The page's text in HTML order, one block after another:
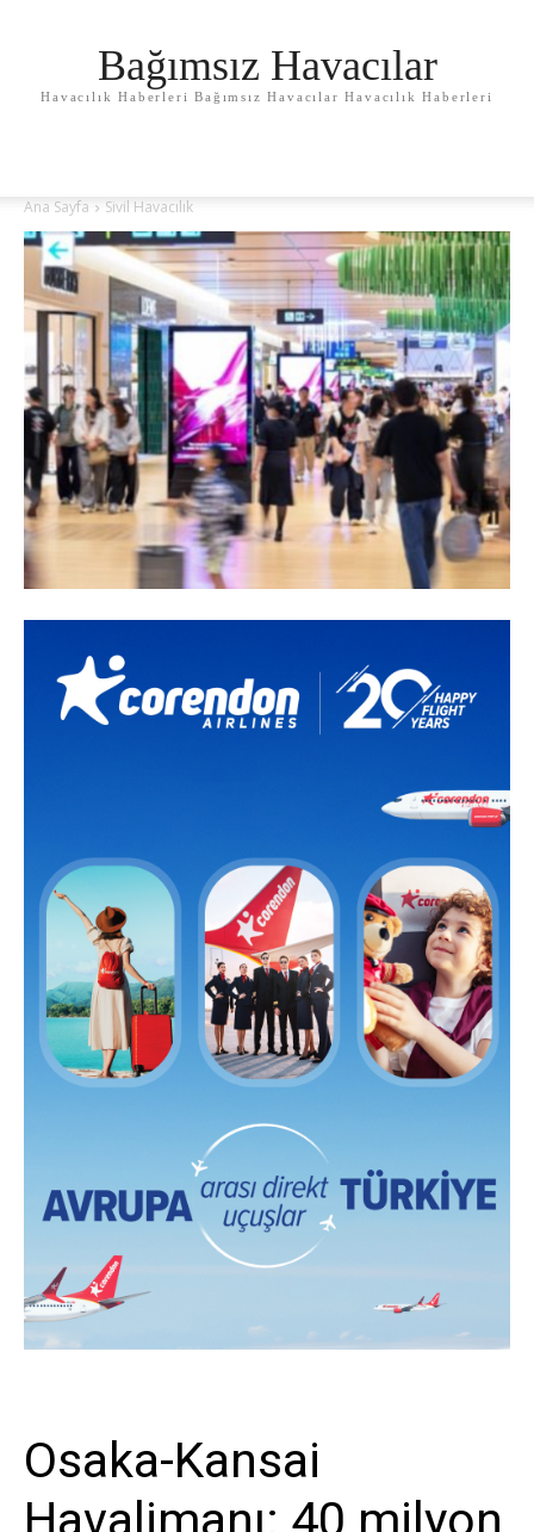
Bağımsız Havacılar
Havacılık Haberleri Bağımsız Havacılar Havacılık Haberleri
Ana Sayfa Sivil Havacılık
Osaka-Kansai
Havalimanı: 40 milyon